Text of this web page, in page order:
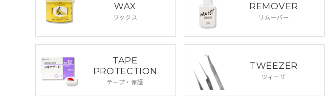
WAX
ワックス
REMOVER
リムーバー
TAPE
PROTECTION
テープ・保護
TWEEZER
ツィーザ